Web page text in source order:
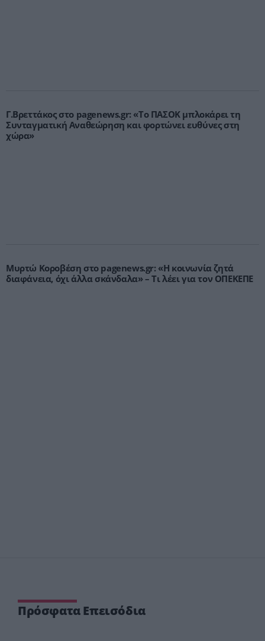
Γ.Βρεττάκος στο pagenews.gr: «Το ΠΑΣΟΚ μπλοκάρει τη
Συνταγματική Αναθεώρηση και φορτώνει ευθύνες στη
χώρα»
Μυρτώ Κοροβέση στο pagenews.gr: «Η κοινωνία ζητά
διαφάνεια, όχι άλλα σκάνδαλα» – Τι λέει για τον ΟΠΕΚΕΠΕ
Πρόσφατα Επεισόδια